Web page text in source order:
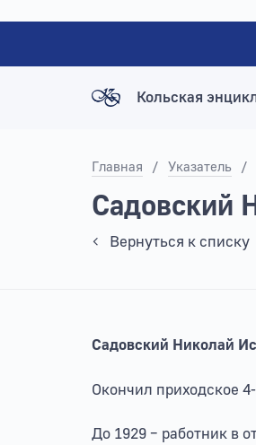
Кольская
Главная / Указатель /
Садовский
Вернуться к списку
Садовский Николай
Окончил приходское
До 1929 – работник в